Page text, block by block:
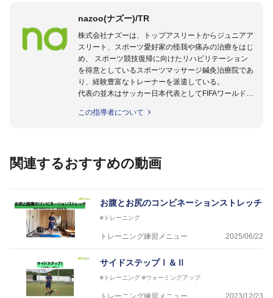
nazoo(ナズー)/TR
株式会社ナズーは、トップアスリートからジュニアア
スリート、スポーツ愛好家の怪我や痛みの治療をはじ
め、 スポーツ競技復帰に向けたリハビリテーション
を得意としているスポーツマッサージ鍼灸治療院であ
り、経験豊富なトレーナーを派遣している。
代表の並木はサッカー日本代表としてFIFAワールドカ
のほかU-23日本代表のアスレティックトレーナーと
世代のサッカーを中心に、WJBL、社会人ラグビー、
を派遣している。
さらには講演会やセミナー、専門学校などの教育機関
に講師を派遣するなど後進育成にも力を入れている。
「一人一人の健康な人生をサポートする」を企業理念
からサポートし、一人一人の「楽しく、豊かに、生き
生きと」生きる、そんな『健康な人生』をサポートし
ている。
この指導者について
関連するおすすめの動画
お腹とお尻のコンビネーションストレッチ
#トレーニング
トレーニング練習メニュー 2025/06/22
サイドステップⅠ＆Ⅱ
#トレーニング #ウォーミングアップ
トレーニング練習メニュー 2023/12/23